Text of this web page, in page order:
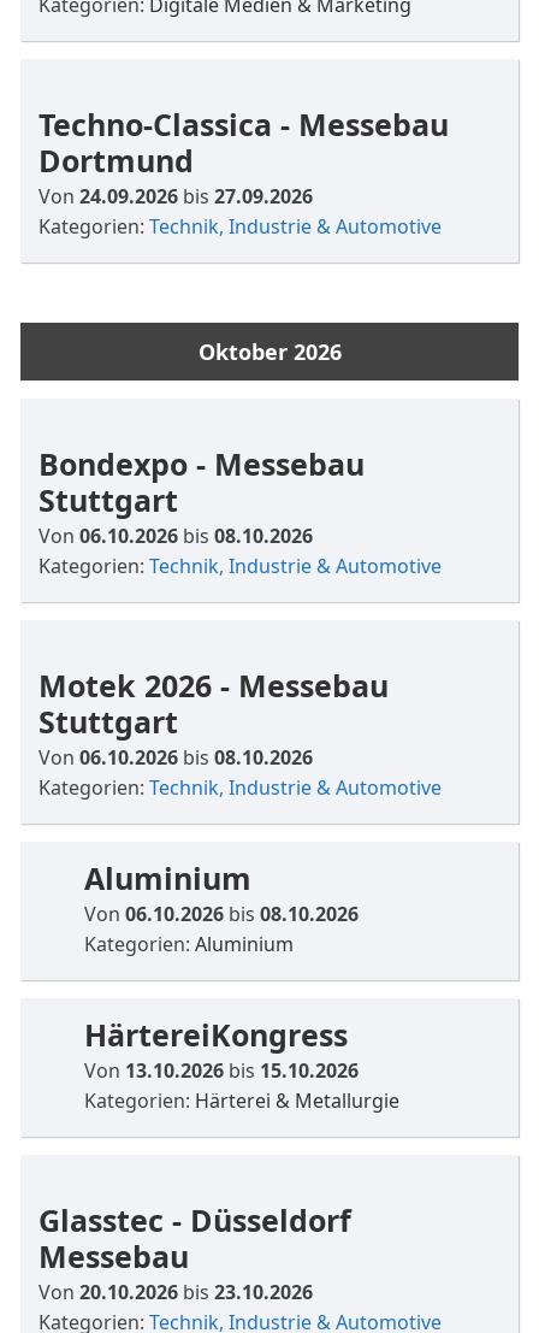
Techno-Classica - Messebau
Dortmund
Von24.09.2026 bis27.09.2026
Kategorien:Technik, Industrie & Automotive
Oktober 2026
Bondexpo - Messebau
Stuttgart
Von06.10.2026 bis08.10.2026
Kategorien:Technik, Industrie & Automotive
Motek 2026 - Messebau
Stuttgart
Von06.10.2026 bis08.10.2026
Kategorien:Technik, Industrie & Automotive
Aluminium
Von06.10.2026 bis08.10.2026
Kategorien:Aluminium
HärtereiKongress
Von 13.10.2026 bis 15.10.2026
Kategorien: Härterei & Metallurgie
Glasstec - Düsseldorf
Messebau
Von20.10.2026 bis23.10.2026
Kategorien:Technik, Industrie & Automotive